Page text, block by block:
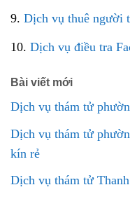
9. Dịch vụ thuê người
10. Dịch vụ điều tra
Bài viết mới
Dịch vụ thám tử
Dịch vụ thám tử
kín rẻ
Dịch vụ thám tử